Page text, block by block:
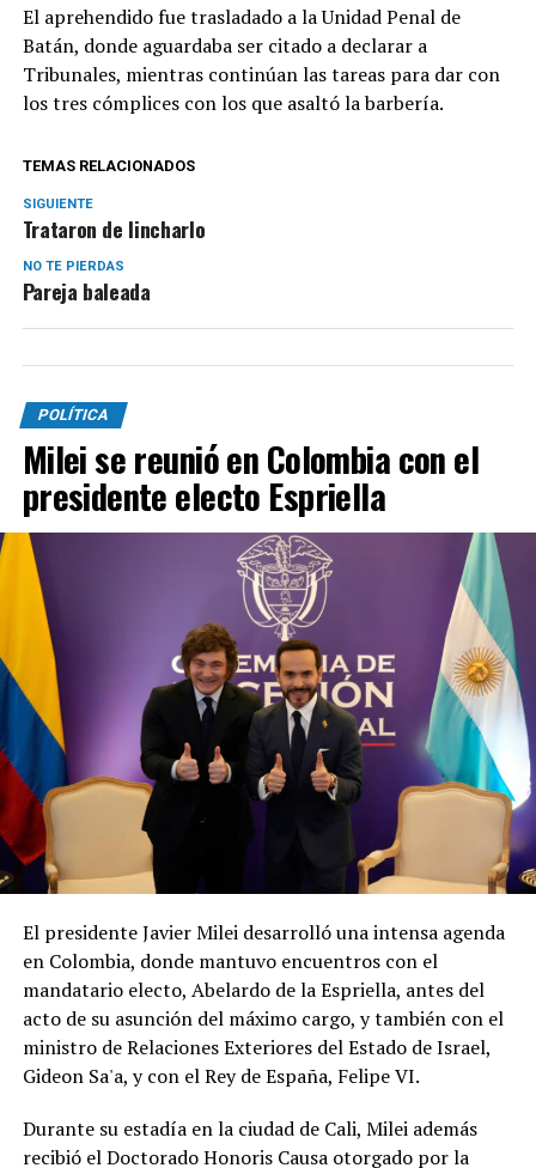
El aprehendido fue trasladado a la Unidad Penal de
Batán, donde aguardaba ser citado a declarar a
Tribunales, mientras continúan las tareas para dar con
los tres cómplices con los que asaltó la barbería.
TEMAS RELACIONADOS
SIGUIENTE
Trataron de lincharlo
NO TE PIERDAS
Pareja baleada
POLÍTICA
Milei se reunió en Colombia con el
presidente electo Espriella
El presidente Javier Milei desarrolló una intensa agenda
en Colombia, donde mantuvo encuentros con el
mandatario electo, Abelardo de la Espriella, antes del
acto de su asunción del máximo cargo, y también con el
ministro de Relaciones Exteriores del Estado de Israel,
Gideon Sa'a, y con el Rey de España, Felipe VI.
Durante su estadía en la ciudad de Cali, Milei además
recibió el Doctorado Honoris Causa otorgado por la